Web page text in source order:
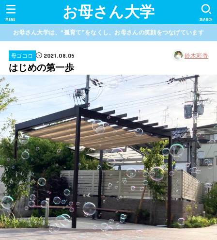
お母さん大学 SEARCH
MENU
お母さん大学は、“孤育て”をなくし、お母さんの笑顔をつなげています
母ゴコロ 2021.08.05 鈴木彩香
はじめの第一歩